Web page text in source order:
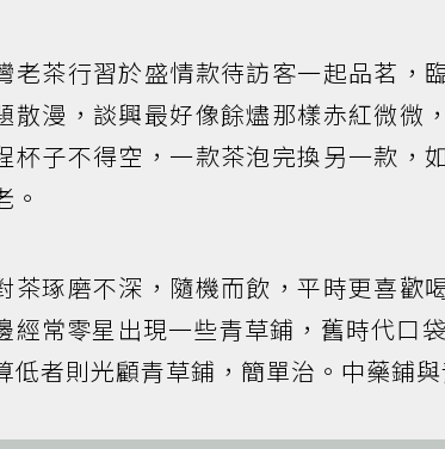
老茶行習於盛情款待訪客一起品茗，
散漫，談興最好像餘燼那樣赤紅微微
杯子不得空，一款茶泡完換另一款，
。
茶琢磨不深，隨機而飲，平時更喜歡
經常零星出現一些青草鋪，舊時代口
低者則光顧青草鋪，簡單治。中藥鋪